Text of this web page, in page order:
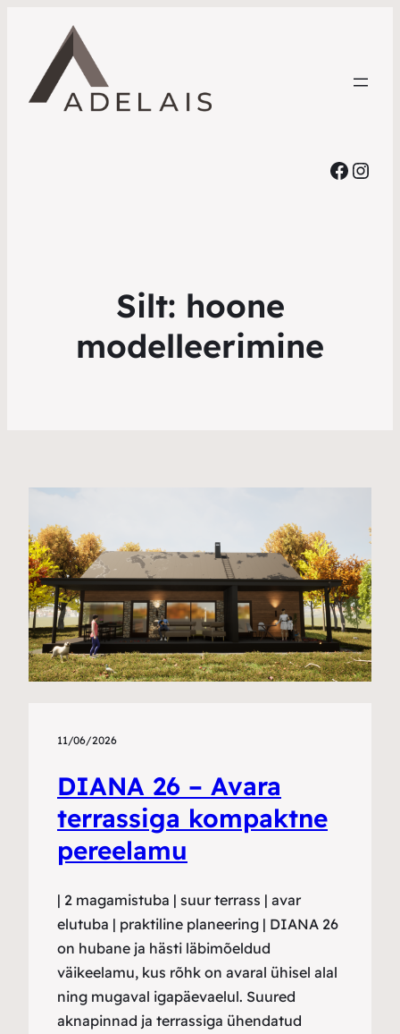
Silt: hoone
modelleerimine
11/06/2026
DIANA 26 – Avara
terrassiga kompaktne
pereelamu
| 2 magamistuba | suur terrass | avar
elutuba | praktiline planeering | DIANA 26
on hubane ja hästi läbimõeldud
väikeelamu, kus rõhk on avaral ühisel alal
ning mugaval igapäevaelul. Suured
aknapinnad ja terrassiga ühendatud